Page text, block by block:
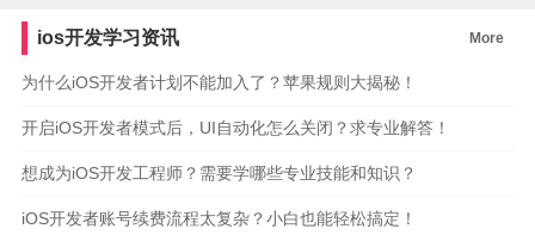
ios开发学习资讯 More
为什么iOS开发者计划不能加入了？苹果规则大揭秘！
开启iOS开发者模式后，UI自动化怎么关闭？求专业解答！
想成为iOS开发工程师？需要学哪些专业技能和知识？
iOS开发者账号续费流程太复杂？小白也能轻松搞定！